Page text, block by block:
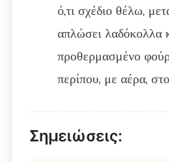
ό,τι σχέδιο θέλω,
απλώσει λαδόκολλα
προθερμασμένο
περίπου, με αέρα,
Σημειώσεις: